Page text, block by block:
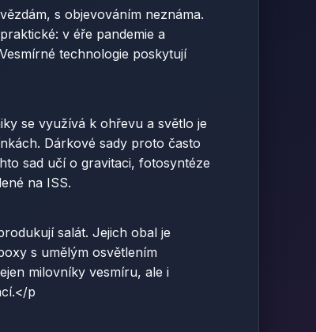
s objevováním neznáma.
v éře pandemie a
technologie poskytují
se využívá k ohřevu a světlo je
Dárkové sady proto často
sad učí o gravitaci, fotosyntéze
na ISS.
salát. Jejich obal je
s umělým osvětlením
milovníky vesmíru, ale i
p